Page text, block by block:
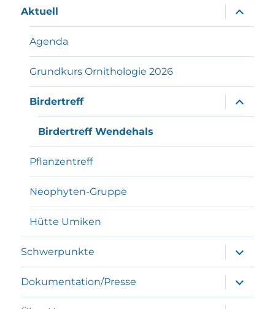
Aktuell
öffnen
Agenda
Grundkurs Ornithologie 2026
Birdertreff
öffnen
Birdertreff Wendehals
Pflanzentreff
Neophyten-Gruppe
Hütte Umiken
Schwerpunkte
öffnen
Dokumentation/Presse
öffnen